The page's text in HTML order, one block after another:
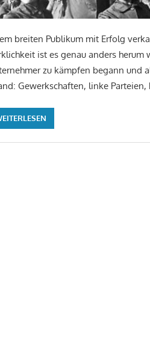
breiten Publikum mit Erfolg
ist es genau anders herum
zu kämpfen begann und
Gewerkschaften, linke